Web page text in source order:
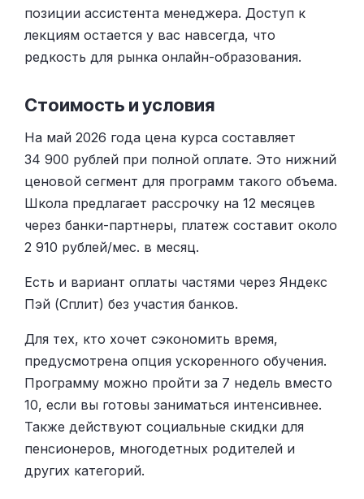
позиции ассистента менеджера. Доступ к
лекциям остается у вас навсегда, что
редкость для рынка онлайн-образования.
Стоимость и условия
На май 2026 года цена курса составляет
34 900 рублей при полной оплате. Это нижний
ценовой сегмент для программ такого объема.
Школа предлагает рассрочку на 12 месяцев
через банки-партнеры, платеж составит около
2 910 рублей/мес. в месяц.
Есть и вариант оплаты частями через Яндекс
Пэй (Сплит) без участия банков.
Для тех, кто хочет сэкономить время,
предусмотрена опция ускоренного обучения.
Программу можно пройти за 7 недель вместо
10, если вы готовы заниматься интенсивнее.
Также действуют социальные скидки для
пенсионеров, многодетных родителей и
других категорий.